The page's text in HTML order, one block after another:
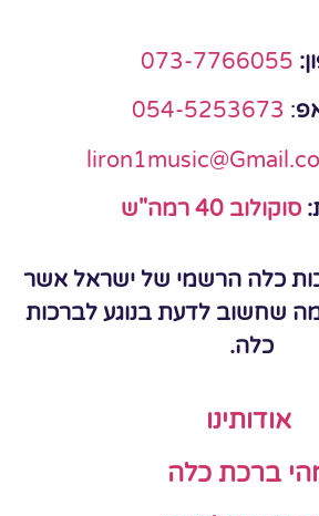
073-7766055
:
054-5253673
סוקולוב 40 רמה"ש
כלה הרשמי של ישראל אשר
שחשוב לדעת בנוגע לברכות
כלה.
אודותינו
ברכת כלה